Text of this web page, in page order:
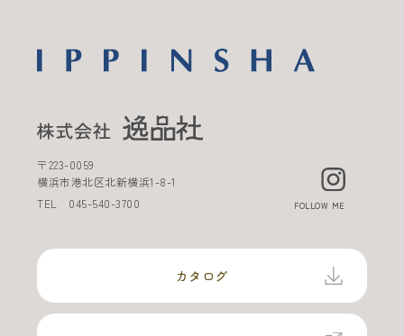
〒223-0059
横浜市港北区北新横浜1-8-1
TEL 045-540-3700 FOLLOW ME
カタログ